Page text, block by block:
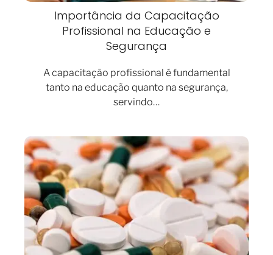
Importância da Capacitação
Profissional na Educação e
Segurança
A capacitação profissional é fundamental
tanto na educação quanto na segurança,
servindo…